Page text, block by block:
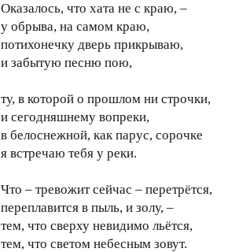
Оказалось, что хата не с краю, –
у обрыва, на самом краю,
потихонечку дверь прикрываю,
и забытую песню пою,
ту, в которой о прошлом ни строчки,
и сегодняшнему вопреки,
в белоснежной, как парус, сорочке
я встречаю тебя у реки.
Что – тревожит сейчас – перетрётся,
переплавится в пыль, и золу, –
тем, что сверху невидимо льётся,
тем, что светом небесным зовут.